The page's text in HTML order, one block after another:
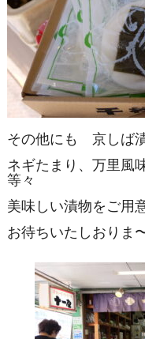
その他にも 京しば
ネギたまり、万里風
等々
美味しい漬物をご用
お待ちいたしおりま